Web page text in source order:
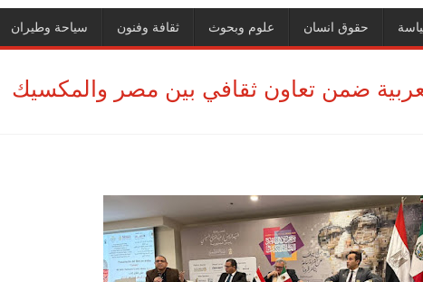
حقوق انسان علوم وبحوث ثقافة وفنون سياحة وطيران
ضمن تعاون ثقافي بين مصر والمكسيك